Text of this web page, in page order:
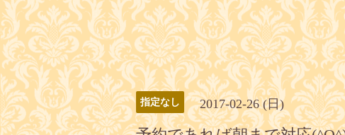
指定なし 2017-02-26 (日)